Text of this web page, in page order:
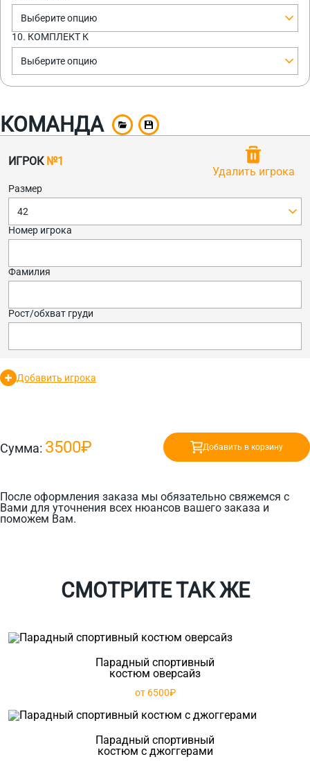
Выберите опцию
10. КОМПЛЕКТ К
Выберите опцию
КОМАНДА
ИГРОК №1
Удалить игрока
Размер
42
Номер игрока
Фамилия
Рост/обхват груди
Добавить игрока
После оформления заказа мы обязательно свяжемся с
Вами для уточнения всех нюансов вашего заказа и
поможем Вам.
Сумма: 3500₽ Добавить в корзину
СМОТРИТЕ ТАК ЖЕ
Парадный спортивный
костюм оверсайз
от 6500₽
Парадный спортивный
костюм с джоггерами